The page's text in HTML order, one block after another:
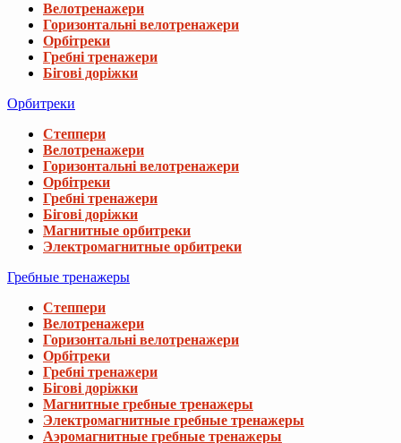
Велотренажери
Горизонтальні велотренажери
Орбітреки
Гребні тренажери
Бігові доріжки
Орбитреки
Степпери
Велотренажери
Горизонтальні велотренажери
Орбітреки
Гребні тренажери
Бігові доріжки
Магнитные орбитреки
Электромагнитные орбитреки
Гребные тренажеры
Степпери
Велотренажери
Горизонтальні велотренажери
Орбітреки
Гребні тренажери
Бігові доріжки
Магнитные гребные тренажеры
Электромагнитные гребные тренажеры
Аэромагнитные гребные тренажеры